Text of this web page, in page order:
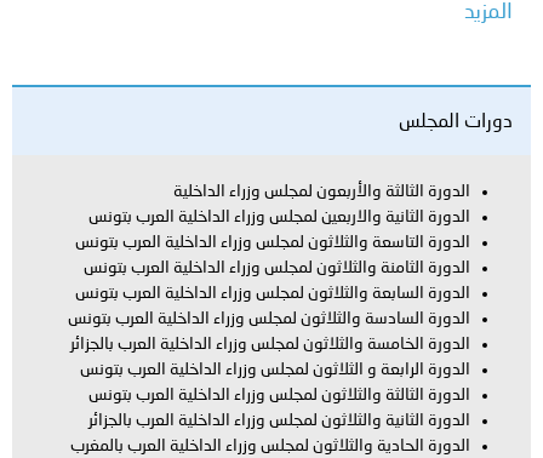
المزيد
دورات المجلس
الدورة الثالثة والأربعون لمجلس وزراء الداخلية
الدورة الثانية والاربعين لمجلس وزراء الداخلية العرب بتونس
الدورة التاسعة والثلاثون لمجلس وزراء الداخلية العرب بتونس
الدورة الثامنة والثلاثون لمجلس وزراء الداخلية العرب بتونس
الدورة السابعة والثلاثون لمجلس وزراء الداخلية العرب بتونس
الدورة السادسة والثلاثون لمجلس وزراء الداخلية العرب بتونس
الدورة الخامسة والثلاثون لمجلس وزراء الداخلية العرب بالجزائر
الدورة الرابعة و الثلاثون لمجلس وزراء الداخلية العرب بتونس
الدورة الثالثة والثلاثون لمجلس وزراء الداخلية العرب بتونس
الدورة الثانية والثلاثون لمجلس وزراء الداخلية العرب بالجزائر
الدورة الحادية والثلاثون لمجلس وزراء الداخلية العرب بالمغرب